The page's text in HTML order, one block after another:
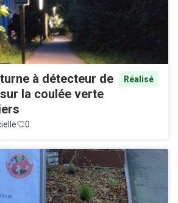
à détecteur de
la coulée verte
Réalisé
0